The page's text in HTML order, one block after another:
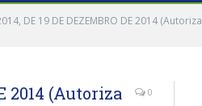
DE 19 DE DEZEMBRO DE 2014
2014 (Autoriza
0